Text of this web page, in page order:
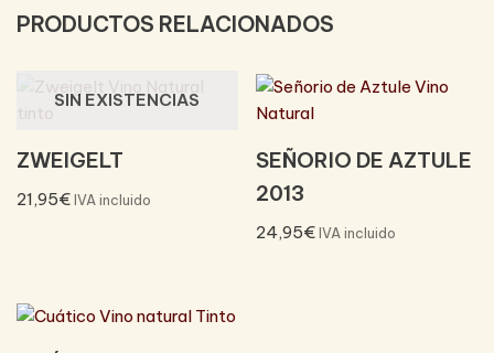
PRODUCTOS RELACIONADOS
SIN EXISTENCIAS
ZWEIGELT
21,95€IVA incluido
SEÑORIO DE AZTULE
2013
24,95€ IVA incluido